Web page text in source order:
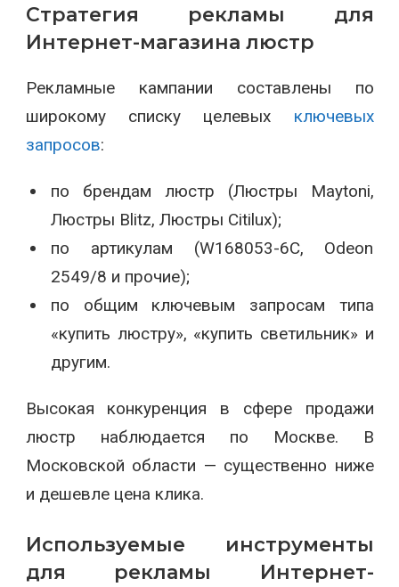
Стратегия рекламы для
Интернет-магазина люстр
Рекламные кампании составлены по
широкому списку целевых ключевых
запросов:
по брендам люстр (Люстры Maytoni,
Люстры Blitz, Люстры Citilux);
по артикулам (W168053-6C, Odeon
2549/8 и прочие);
по общим ключевым запросам типа
«купить люстру», «купить светильник» и
другим.
Высокая конкуренция в сфере продажи
люстр наблюдается по Москве. В
Московской области — существенно ниже
и дешевле цена клика.
Используемые инструменты
для рекламы Интернет-